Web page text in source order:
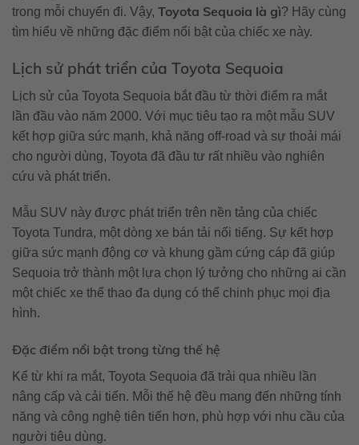
trong mỗi chuyến đi. Vậy, Toyota Sequoia là gì? Hãy cùng
tìm hiểu về những đặc điểm nổi bật của chiếc xe này.
Lịch sử phát triển của Toyota Sequoia
Lịch sử của Toyota Sequoia bắt đầu từ thời điểm ra mắt
lần đầu vào năm 2000. Với mục tiêu tạo ra một mẫu SUV
kết hợp giữa sức mạnh, khả năng off-road và sự thoải mái
cho người dùng, Toyota đã đầu tư rất nhiều vào nghiên
cứu và phát triển.
Mẫu SUV này được phát triển trên nền tảng của chiếc
Toyota Tundra, một dòng xe bán tải nổi tiếng. Sự kết hợp
giữa sức mạnh động cơ và khung gầm cứng cáp đã giúp
Sequoia trở thành một lựa chọn lý tưởng cho những ai cần
một chiếc xe thể thao đa dụng có thể chinh phục mọi địa
hình.
Đặc điểm nổi bật trong từng thế hệ
Kể từ khi ra mắt, Toyota Sequoia đã trải qua nhiều lần
nâng cấp và cải tiến. Mỗi thế hệ đều mang đến những tính
năng và công nghệ tiên tiến hơn, phù hợp với nhu cầu của
người tiêu dùng.